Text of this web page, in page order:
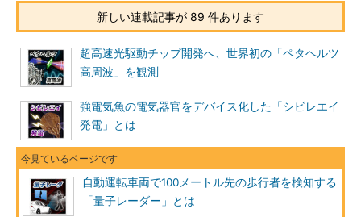
新しい連載記事が 89 件あります
超高速光駆動チップ開発へ、世界初の「ペタヘルツ
高周波」を観測
強電気魚の電気器官をデバイス化した「シビレエイ
発電」とは
自動運転車両で100メートル先の歩行者を検知する
「量子レーダー」とは